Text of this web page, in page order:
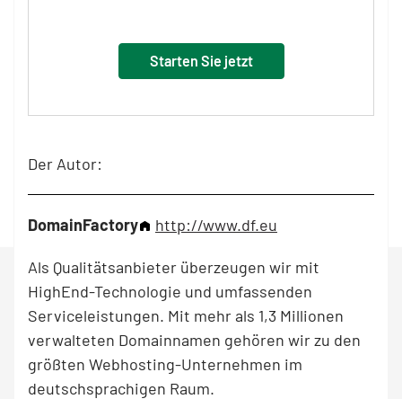
Starten Sie jetzt
Der Autor:
DomainFactory http://www.df.eu
Als Qualitätsanbieter überzeugen wir mit
HighEnd-Technologie und umfassenden
Serviceleistungen. Mit mehr als 1,3 Millionen
verwalteten Domainnamen gehören wir zu den
größten Webhosting-Unternehmen im
deutschsprachigen Raum.